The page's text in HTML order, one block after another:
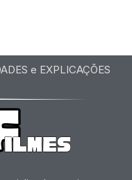
e EXPLICAÇÕES